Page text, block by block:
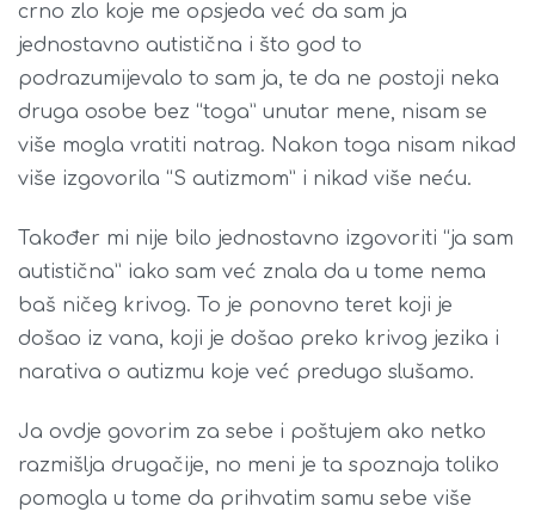
crno zlo koje me opsjeda već da sam ja
jednostavno autistična i što god to
podrazumijevalo to sam ja, te da ne postoji neka
druga osobe bez “toga” unutar mene, nisam se
više mogla vratiti natrag. Nakon toga nisam nikad
više izgovorila “S autizmom” i nikad više neću.
Također mi nije bilo jednostavno izgovoriti “ja sam
autistična” iako sam već znala da u tome nema
baš ničeg krivog. To je ponovno teret koji je
došao iz vana, koji je došao preko krivog jezika i
narativa o autizmu koje već predugo slušamo.
Ja ovdje govorim za sebe i poštujem ako netko
razmišlja drugačije, no meni je ta spoznaja toliko
pomogla u tome da prihvatim samu sebe više